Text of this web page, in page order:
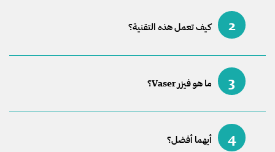
2 كيف تعمل هذه التقنية؟
3 ما هو فيزر Vaser؟
4 أيهما أفضل؟